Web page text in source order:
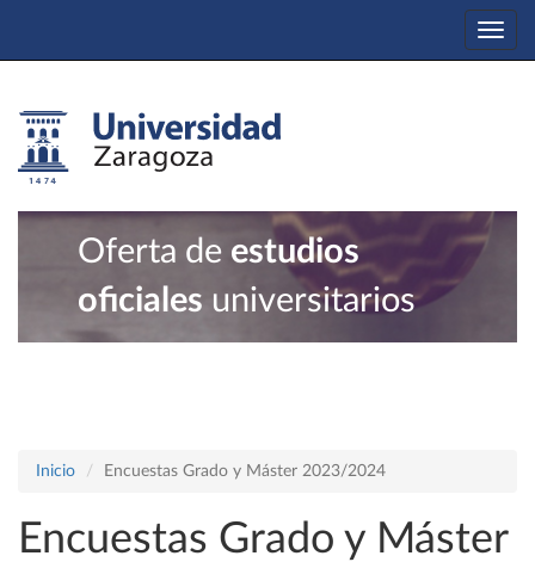
Oferta de estudios
oficiales universitarios
Inicio Encuestas Grado y Máster 2023/2024
Encuestas Grado y Máster